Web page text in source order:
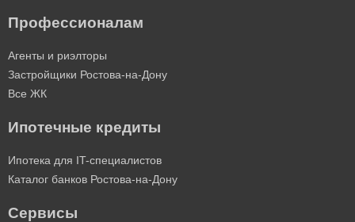
Профессионалам
Агенты и риэлторы
Застройщики Ростова-на-Дону
Все ЖК
Ипотечные кредиты
Ипотека для IT-специалистов
Каталог банков Ростова-на-Дону
Сервисы